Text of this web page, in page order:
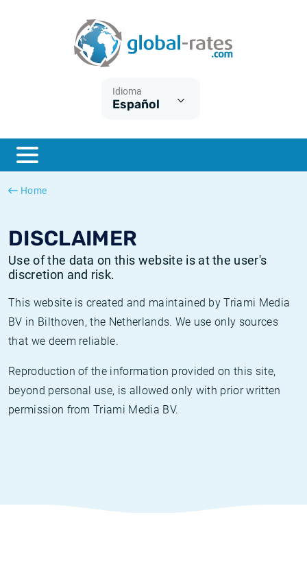
Idioma
Español
Home
DISCLAIMER
Use of the data on this website is at the user's
discretion and risk.
This website is created and maintained by Triami Media
BV in Bilthoven, the Netherlands. We use only sources
that we deem reliable.
Reproduction of the information provided on this site,
beyond personal use, is allowed only with prior written
permission from Triami Media BV.
ESTER
SONIA
¿Qué es la inflación IPC?
¿Qué es la inflación IPCA?
Inflación Español - IPC
Inflación Estadounidense
Euribor - histórico
SOFR - histórico
TONAR - histórico
Calculadora de inflación